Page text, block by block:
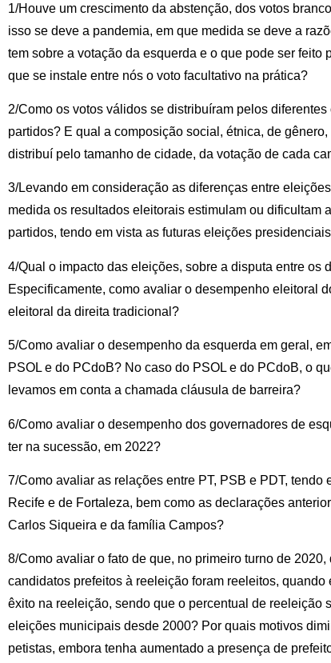
1/Houve um crescimento da abstenção, dos votos
isso se deve a pandemia, em que medida se deve a
tem sobre a votação da esquerda e o que pode ser feito
que se instale entre nós o voto facultativo na prática?
2/Como os votos válidos se distribuíram pelos
partidos? E qual a composição social, étnica, de
distribuí pelo tamanho de cidade, da votação de cada
3/Levando em consideração as diferenças entre
medida os resultados eleitorais estimulam ou dificultam
partidos, tendo em vista as futuras eleições
4/Qual o impacto das eleições, sobre a disputa entre os
Especificamente, como avaliar o desempenho eleitoral
eleitoral da direita tradicional?
5/Como avaliar o desempenho da esquerda em geral,
PSOL e do PCdoB? No caso do PSOL e do PCdoB, o
levamos em conta a chamada cláusula de barreira?
6/Como avaliar o desempenho dos governadores de
ter na sucessão, em 2022?
7/Como avaliar as relações entre PT, PSB e PDT,
Recife e de Fortaleza, bem como as declarações
Carlos Siqueira e da família Campos?
8/Como avaliar o fato de que, no primeiro turno de
candidatos prefeitos à reeleição foram reeleitos,
êxito na reeleição, sendo que o percentual de reeleição
eleições municipais desde 2000? Por quais motivos
petistas, embora tenha aumentado a presença de